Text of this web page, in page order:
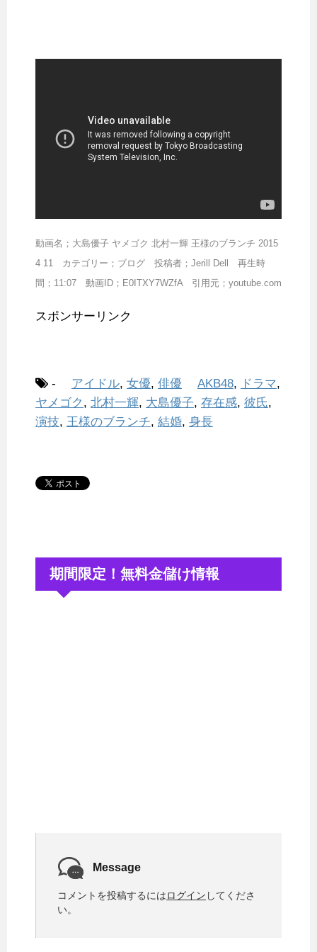
動画名；大島優子 ヤメゴク 北村一輝 王様のブランチ 2015
4 11 カテゴリー；ブログ 投稿者；Jerill Dell 再生時
間；11:07 動画ID；E0ITXY7WZfA 引用元；youtube.com
スポンサーリンク
- アイドル, 女優, 俳優 AKB48, ドラマ,
ヤメゴク , 北村一輝, 大島優子, 存在感, 彼氏,
演技, 王様のブランチ, 結婚, 身長
期間限定！無料金儲け情報
Message
コメントを投稿するにはログイン してくださ
い。